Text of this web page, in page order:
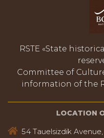
RSTE «State
Committee of
information of the
LOCATION
54 Tauelsizdik